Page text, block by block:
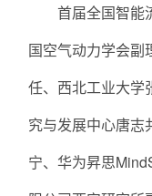
首届全国智能
国空气动力学会副
任、西北工业大学
究与发展中心唐志
宁、华为昇思